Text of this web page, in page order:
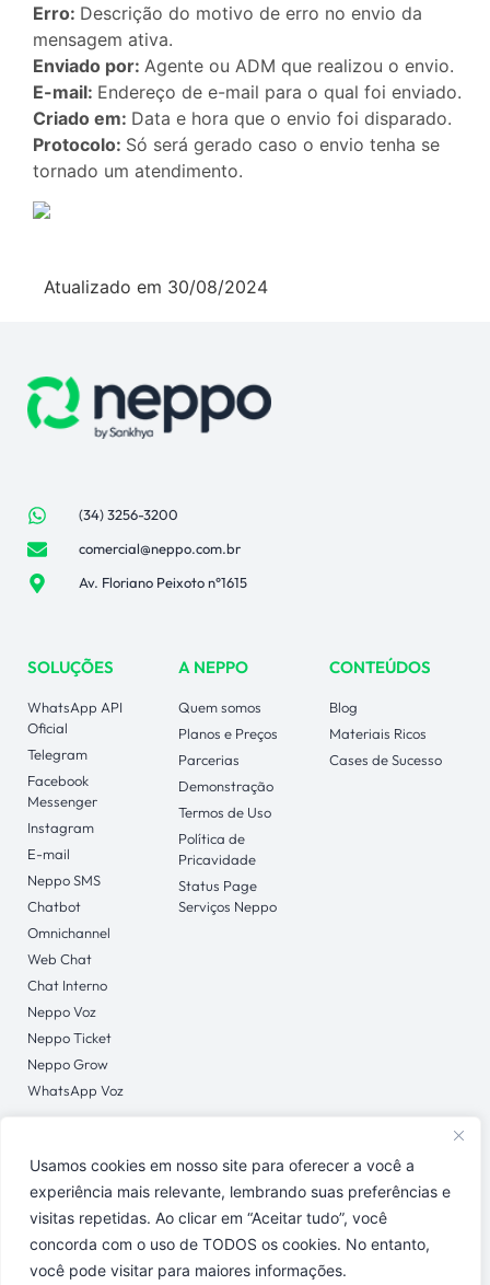
Usamos cookies em nosso site para oferecer a você a
experiência mais relevante, lembrando suas preferências e
visitas repetidas. Ao clicar em “Aceitar tudo”, você
concorda com o uso de TODOS os cookies. No entanto,
você pode visitar para maiores informações.
Erro: Descrição do motivo de erro no envio da
mensagem ativa.
Enviado por: Agente ou ADM que realizou o envio.
E-mail: Endereço de e-mail para o qual foi enviado.
Criado em: Data e hora que o envio foi disparado.
Protocolo: Só será gerado caso o envio tenha se
tornado um atendimento.
Atualizado em 30/08/2024
(34) 3256-3200
comercial@neppo.com.br
Av. Floriano Peixoto n°1615
SOLUÇÕES
WhatsApp API
Oficial
Telegram
Facebook
Messenger
Instagram
E-mail
Neppo SMS
Chatbot
Omnichannel
Web Chat
Chat Interno
Neppo Voz
Neppo Ticket
Neppo Grow
WhatsApp Voz
A NEPPO
Quem somos
Planos e Preços
Parcerias
Demonstração
Termos de Uso
Política de
Pricavidade
Status Page
Serviços Neppo
CONTEÚDOS
Blog
Materiais Ricos
Cases de Sucesso
CONTATO
Central de Ajuda